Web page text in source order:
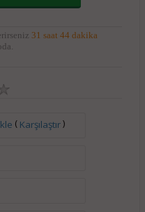
31 saat 44 dakika
( Karşılaştır)